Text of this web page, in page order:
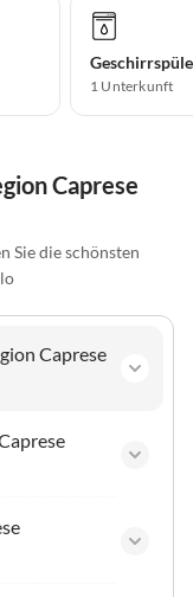
1 Unterkunft
Caprese
Sie die schönsten
Caprese